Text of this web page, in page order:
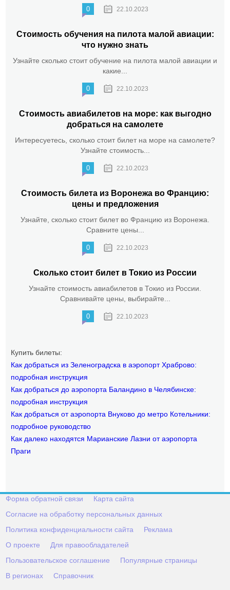
0 22.10.2023
Стоимость обучения на пилота малой авиации:
что нужно знать
Узнайте сколько стоит обучение на пилота малой авиации и
какие...
0 22.10.2023
Стоимость авиабилетов на море: как выгодно
добраться на самолете
Интересуетесь, сколько стоит билет на море на самолете?
Узнайте стоимость...
0 22.10.2023
Стоимость билета из Воронежа во Францию:
цены и предложения
Узнайте, сколько стоит билет во Францию из Воронежа.
Сравните цены...
0 22.10.2023
Сколько стоит билет в Токио из России
Узнайте стоимость авиабилетов в Токио из России.
Сравнивайте цены, выбирайте...
0 22.10.2023
Купить билеты:
Как добраться из Зеленоградска в аэропорт Храброво:
подробная инструкция
Как добраться до аэропорта Баландино в Челябинске:
подробная инструкция
Как добраться от аэропорта Внуково до метро Котельники:
подробное руководство
Как далеко находятся Марианские Лазни от аэропорта
Праги
Форма обратной связи
Карта сайта
Согласие на обработку персональных данных
Политика конфиденциальности сайта
Реклама
О проекте
Для правообладателей
Пользовательское соглашение
Популярные страницы
В регионах
Справочник